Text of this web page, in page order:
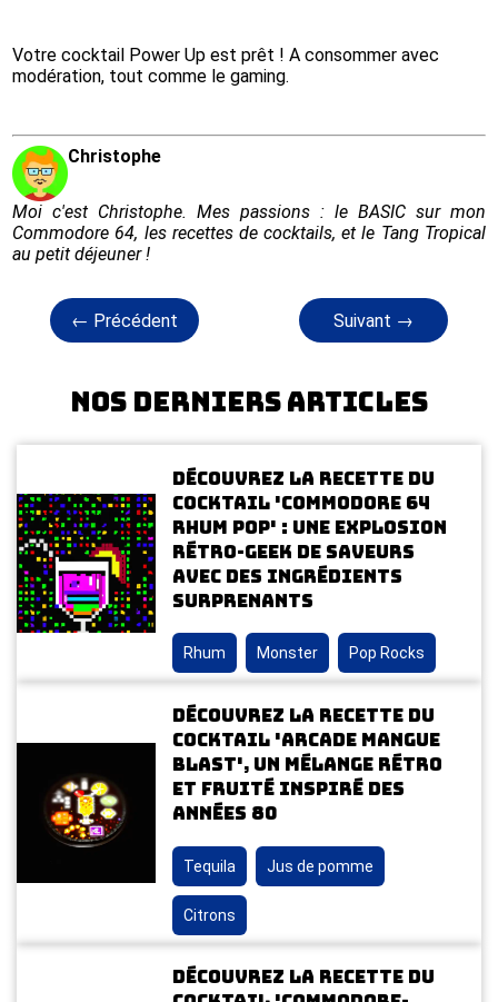
Votre cocktail Power Up est prêt ! A consommer avec
modération, tout comme le gaming.
Christophe
Moi c'est Christophe. Mes passions : le BASIC sur mon
Commodore 64, les recettes de cocktails, et le Tang Tropical
au petit déjeuner !
← Précédent Suivant →
Nos derniers articles
Découvrez la recette du
cocktail 'Commodore 64
Rhum Pop' : une explosion
rétro-geek de saveurs
avec des ingrédients
surprenants
Rhum Monster Pop Rocks
Découvrez la recette du
cocktail 'Arcade Mangue
Blast', un mélange rétro
et fruité inspiré des
années 80
Tequila Jus de pomme
Citrons
Découvrez la recette du